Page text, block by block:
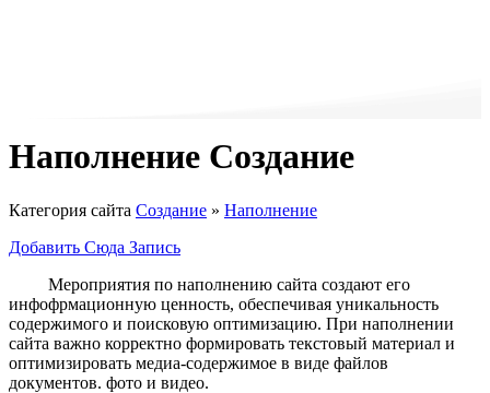
Наполнение Создание
Категория сайта Создание » Наполнение
Добавить Сюда Запись
Мероприятия по наполнению сайта создают его
инфофрмационную ценность, обеспечивая уникальность
содержимого и поисковую оптимизацию. При наполнении
сайта важно корректно формировать текстовый материал и
оптимизировать медиа-содержимое в виде файлов
документов. фото и видео.